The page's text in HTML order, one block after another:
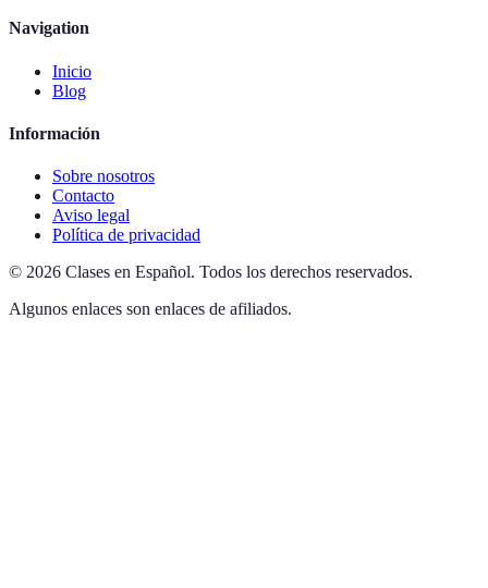
Navigation
Inicio
Blog
Información
Sobre nosotros
Contacto
Aviso legal
Política de privacidad
© 2026 Clases en Español. Todos los derechos reservados.
Algunos enlaces son enlaces de afiliados.